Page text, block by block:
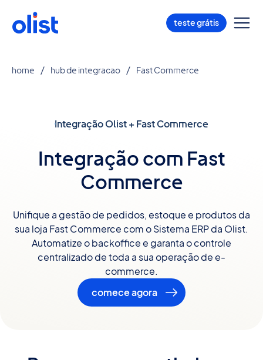
teste grátis
home hub de integracao Fast Commerce
Integração Olist + Fast Commerce
Integração com Fast
Commerce
Unifique a gestão de pedidos, estoque e produtos da
sua loja Fast Commerce com o Sistema ERP da Olist.
Automatize o backoffice e garanta o controle
centralizado de toda a sua operação de e-
commerce.
comece agora